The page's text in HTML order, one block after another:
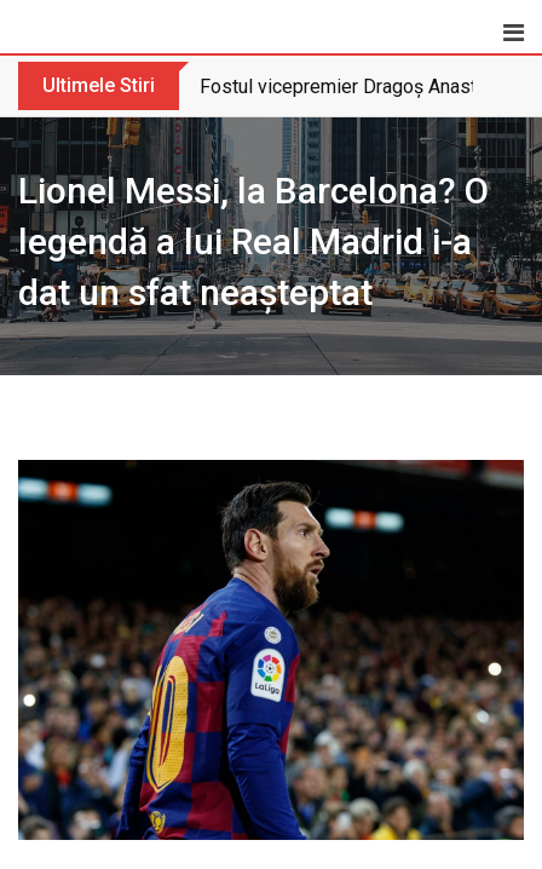
Ultimele Stiri Fostul vicepremier Dragoș Anastasiu
Lionel Messi, la Barcelona? O
legendă a lui Real Madrid i-a
dat un sfat neașteptat